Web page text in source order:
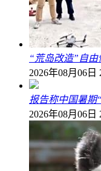
“荒岛改造”自
2026年08月06日
报告称中国暑期
2026年08月06日